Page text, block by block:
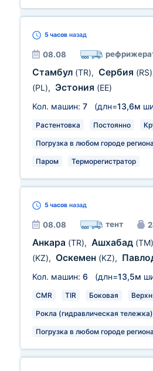
5 часов назад
08.08
Стамбул (TR), Сербия (RS)
(PL), Эстония (EE)
Кол. машин: 7 (длн=13,6м
Растентовка Постоянно
Погрузка в любом городе региона
Паром Терморегистратор
5 часов назад
08.08 тент
Анкара (TR), Ашхабад (TM)
(KZ), Оскемен (KZ),
Кол. машин: 6 (длн=13,5м
CMR TIR Боковая
Рокла (гидравлическая тележка)
Погрузка в любом городе региона